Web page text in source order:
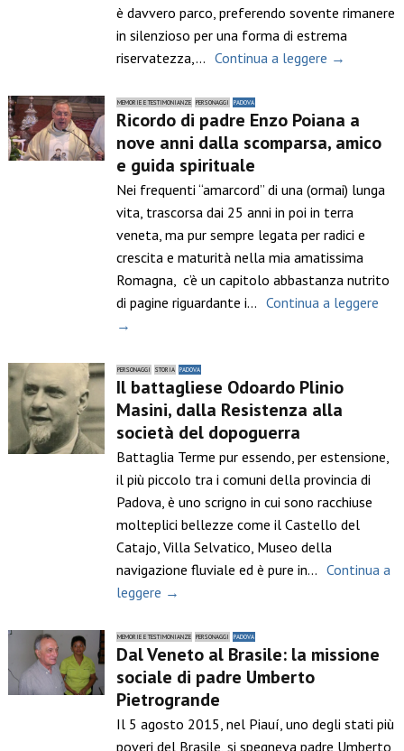
è davvero parco, preferendo sovente rimanere
in silenzioso per una forma di estrema
riservatezza,… Continua a leggere →
MEMORIE E TESTIMONIANZE PERSONAGGI PADOVA
Ricordo di padre Enzo Poiana a
nove anni dalla scomparsa, amico
e guida spirituale
Nei frequenti “amarcord” di una (ormai) lunga
vita, trascorsa dai 25 anni in poi in terra
veneta, ma pur sempre legata per radici e
crescita e maturità nella mia amatissima
Romagna, c’è un capitolo abbastanza nutrito
di pagine riguardante i… Continua a leggere
→
PERSONAGGI STORIA PADOVA
Il battagliese Odoardo Plinio
Masini, dalla Resistenza alla
società del dopoguerra
Battaglia Terme pur essendo, per estensione,
il più piccolo tra i comuni della provincia di
Padova, è uno scrigno in cui sono racchiuse
molteplici bellezze come il Castello del
Catajo, Villa Selvatico, Museo della
navigazione fluviale ed è pure in… Continua a
leggere →
MEMORIE E TESTIMONIANZE PERSONAGGI PADOVA
Dal Veneto al Brasile: la missione
sociale di padre Umberto
Pietrogrande
Il 5 agosto 2015, nel Piauí, uno degli stati più
poveri del Brasile, si spegneva padre Umberto